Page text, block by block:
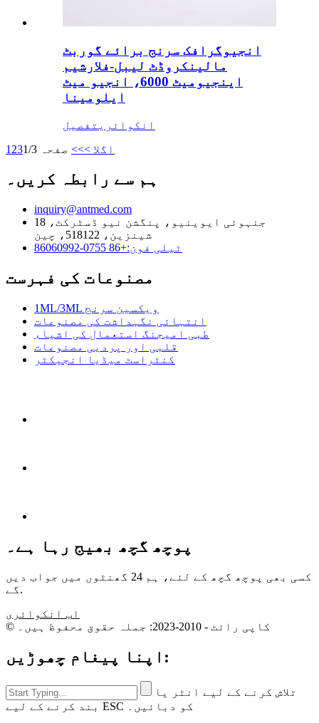
انجیوگرافک سرنج برائے گوربٹ
مالینکروڈٹ لیبل-فلارشیم
اینجیومیٹ 6000، انجیو میٹ
ایلومینا
انکوائری تفصیل
1 23 اگلا >>> صفحہ 1/3
ہم سے رابطہ کریں۔
inquiry@antmed.com
18 جنہوئی ایوینیو، پنگشن نیو ڈسٹرکٹ،
شینزین، 518122، چین
ٹیلی فون:+86 0755-86060992
مصنوعات کی فہرست
1ML/3ML ویکسین سرنج
انتہائی نگہداشت کی مصنوعات
طبی امیجنگ استعمال کی اشیاء
قلبی اور پردیی مصنوعات
کنٹراسٹ میڈیا انجیکٹر
پوچھ گچھ بھیج رہا ہے۔
کسی بھی پوچھ گچھ کے لئے، ہم 24 گھنٹوں میں جواب دیں
گے.
اب انکوائری
© کاپی رائٹ - 2010-2023: جملہ حقوق محفوظ ہیں۔
اپنا پیغام چھوڑیں:
تلاش کرنے کے لیے انٹر یا
بند کرنے کے لیے ESC کو دبائیں۔